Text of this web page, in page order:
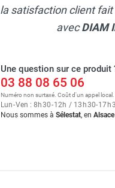
la satisfaction client fait
avecDIAM
Une question sur ce produit
03 88 08 65 06
Numéro non surtaxé. Coût d'un appel local.
Lun-Ven : 8h30-12h / 13h30-17h
Nous sommes à Sélestat, en Alsace